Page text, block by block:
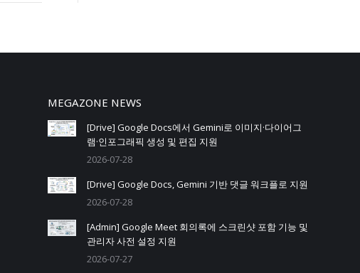
MEGAZONE NEWS
[Drive] Google Docs에서 Gemini로 이미지·다이어그
램·인포그래픽 생성 및 편집 지원
2026-07-28
[Drive] Google Docs, Gemini 기반 댓글 워크플로 지원
2026-07-28
[Admin] Google Meet 회의록에 스크린샷 포함 기능 및
관리자 사전 설정 지원
2026-07-27